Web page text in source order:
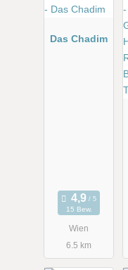
Das Chadim
15 Bew.
Wien
6.5 km